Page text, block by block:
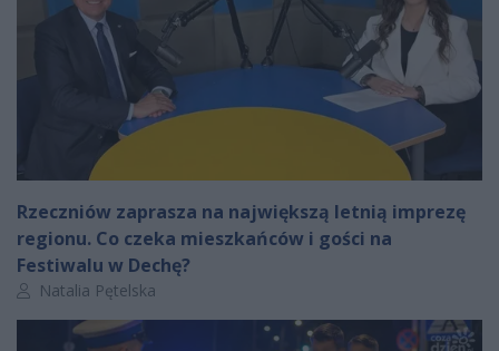
Rzeczniów zaprasza na największą letnią imprezę
regionu. Co czeka mieszkańców i gości na
Festiwalu w Dechę?
Autor artykułu:
Natalia Pętelska